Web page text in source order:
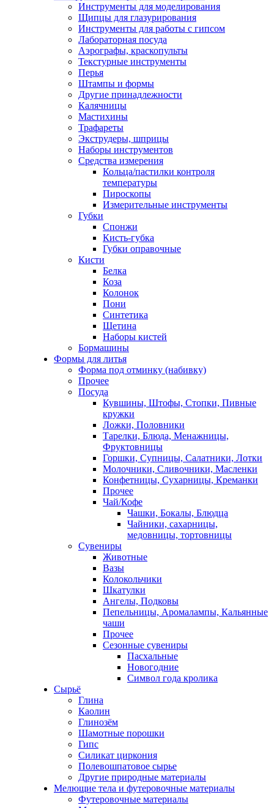
Инструменты для моделирования
Щипцы для глазурирования
Инструменты для работы с гипсом
Лабораторная посуда
Аэрографы, краскопульты
Текстурные инструменты
Перья
Штампы и формы
Другие принадлежности
Калячницы
Мастихины
Трафареты
Экструдеры, шприцы
Наборы инструментов
Средства измерения
Кольца/пастилки контроля
температуры
Пироскопы
Измерительные инструменты
Губки
Спонжи
Кисть-губка
Губки оправочные
Кисти
Белка
Коза
Колонок
Пони
Синтетика
Щетина
Наборы кистей
Бормашины
Формы для литья
Форма под отминку (набивку)
Прочее
Посуда
Кувшины, Штофы, Стопки, Пивные
кружки
Ложки, Половники
Тарелки, Блюда, Менажницы,
Фруктовницы
Горшки, Супницы, Салатники, Лотки
Молочники, Сливочники, Масленки
Конфетницы, Сухарницы, Креманки
Прочее
Чай/Кофе
Чашки, Бокалы, Блюдца
Чайники, сахарницы,
медовницы, тортовницы
Сувениры
Животные
Вазы
Колокольчики
Шкатулки
Ангелы, Подковы
Пепельницы, Аромалампы, Кальянные
чаши
Прочее
Сезонные сувениры
Пасхальные
Новогодние
Символ года кролика
Сырьё
Глина
Каолин
Глинозём
Шамотные порошки
Гипс
Силикат циркония
Полевошпатовое сырье
Другие природные материалы
Мелющие тела и футеровочные материалы
Футеровочные материалы